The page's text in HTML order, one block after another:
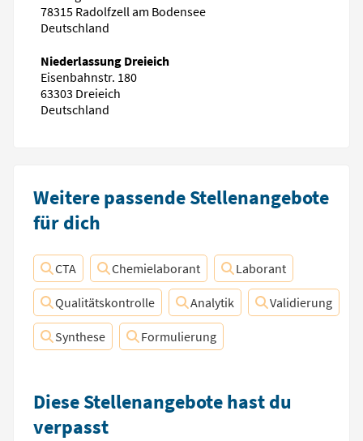
78315 Radolfzell am Bodensee
Deutschland
Niederlassung Dreieich
Eisenbahnstr. 180
63303 Dreieich
Deutschland
Weitere passende Stellenangebote
für dich
CTA Chemielaborant Laborant
Qualitätskontrolle Analytik Validierung
Synthese Formulierung
Diese Stellenangebote hast du
verpasst